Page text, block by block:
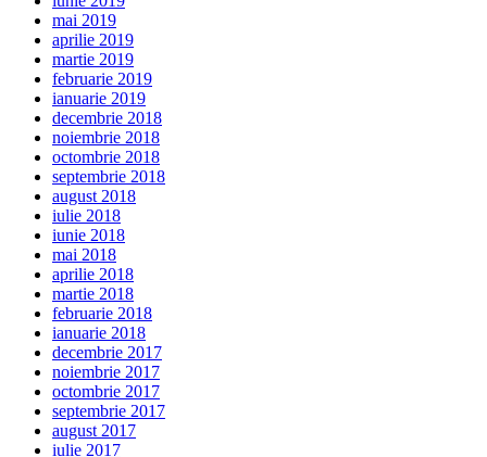
mai 2019
aprilie 2019
martie 2019
februarie 2019
ianuarie 2019
decembrie 2018
noiembrie 2018
octombrie 2018
septembrie 2018
august 2018
iulie 2018
iunie 2018
mai 2018
aprilie 2018
martie 2018
februarie 2018
ianuarie 2018
decembrie 2017
noiembrie 2017
octombrie 2017
septembrie 2017
august 2017
iulie 2017